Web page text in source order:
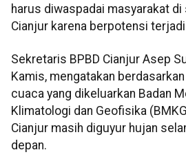
harus diwaspadai masyarakat di
Cianjur karena berpotensi
Sekretaris BPBD Cianjur Asep
Kamis, mengatakan
cuaca yang dikeluarkan Badan
Klimatologi dan Geofisika
Cianjur masih diguyur hujan
depan.